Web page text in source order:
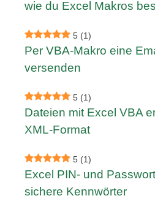
wie du Excel Makros
5 (1)
Per VBA-Makro eine
versenden
5 (1)
Dateien mit Excel VBA
XML-Format
5 (1)
Excel PIN- und
sichere Kennwörter